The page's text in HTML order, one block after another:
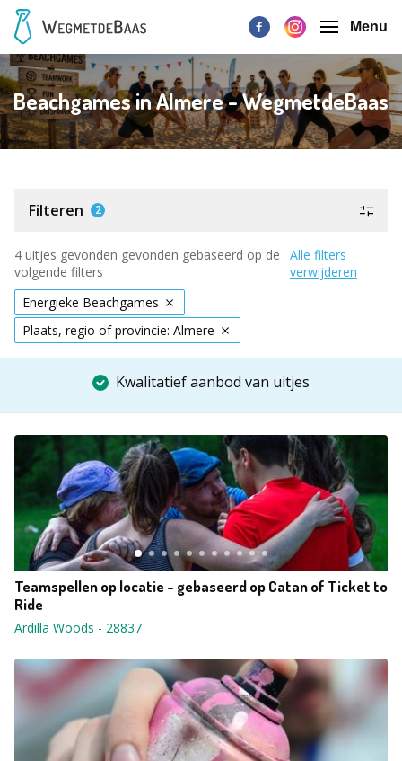
Menu
Beachgames in Almere - WegmetdeBaas
Filteren 2
4 uitjes gevonden gevonden gebaseerd op de
volgende filters
Alle filters
verwijderen
Energieke Beachgames
Plaats, regio of provincie: Almere
Kwalitatief aanbod van uitjes
Teamspellen op locatie - gebaseerd op Catan of Ticket to
Ride
Ardilla Woods - 28837